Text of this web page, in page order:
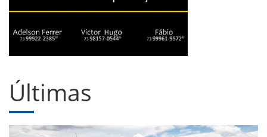
Últimas